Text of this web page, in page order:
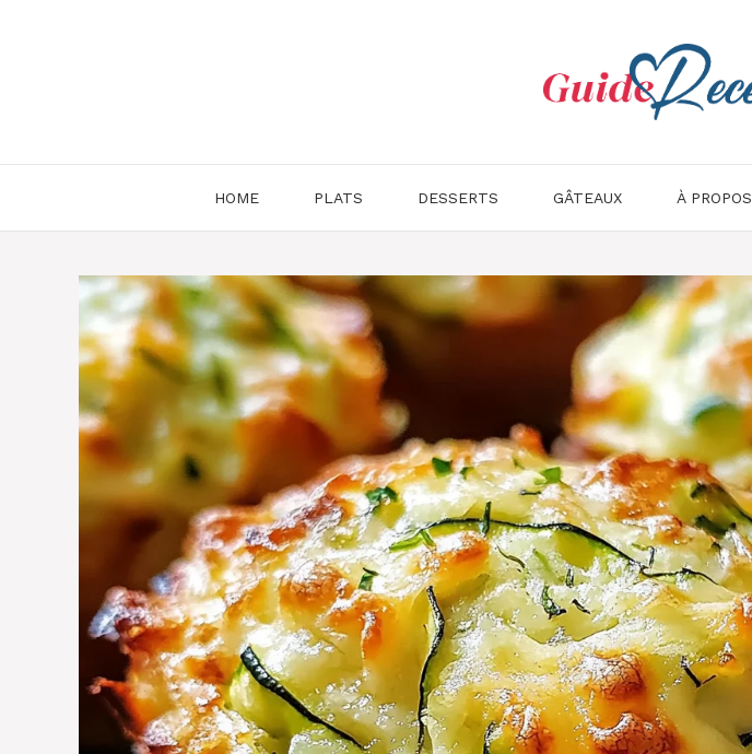
HOME PLATS DESSERTS GÂTEAUX À PROPOS